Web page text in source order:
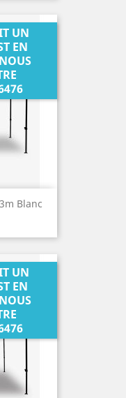
Blanc
UN
EN
UN
EN